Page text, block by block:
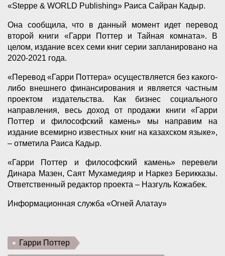
«Steppe & WORLD Publishing» Раиса Сайран Кадыр.
Она сообщила, что в данный момент идет перевод
второй книги «Гарри Поттер и Тайная комната». В
целом, издание всех семи книг серии запланировано на
2020-2021 года.
«Перевод «Гарри Поттера» осуществляется без какого-
либо внешнего финансирования и является частным
проектом издательства. Как бизнес социального
направления, весь доход от продажи книги «Гарри
Поттер и философский камень» мы направим на
издание всемирно известных книг на казахском языке»,
– отметила Раиса Кадыр.
«Гарри Поттер и философский камень» перевели
Динара Мазен, Саят Мухамедияр и Наркез Берикказы.
Ответственный редактор проекта – Назгуль Кожабек.
Информационная служба «Огней Алатау»
Гарри Поттер